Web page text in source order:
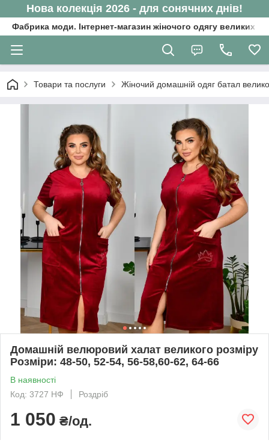
Нова колекція 2026 - для сонячних днів!
Фабрика моди. Інтернет-магазин жіночого одягу великих
Товари та послуги Жіночий домашній одяг батал
Домашній велюровий халат великого розміру
Розміри: 48-50, 52-54, 56-58,60-62, 64-66
В наявності
Код: 3727 НФ
Роздріб
1 050 ₴/од.